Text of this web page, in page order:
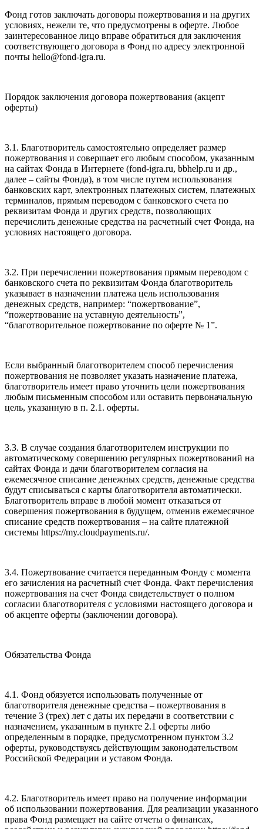
Фонд готов заключать договоры пожертвования и на других
условиях, нежели те, что предусмотрены в оферте. Любое
заинтересованное лицо вправе обратиться для заключения
соответствующего договора в Фонд по адресу электронной
почты hello@fond-igra.ru.
Порядок заключения договора пожертвования (акцепт
оферты)
3.1. Благотворитель самостоятельно определяет размер
пожертвования и совершает его любым способом, указанным
на сайтах Фонда в Интернете (fond-igra.ru, bbhelp.ru и др.,
далее – сайты Фонда), в том числе путем использования
банковских карт, электронных платежных систем, платежных
терминалов, прямым переводом с банковского счета по
реквизитам Фонда и других средств, позволяющих
перечислить денежные средства на расчетный счет Фонда, на
условиях настоящего договора.
3.2. При перечислении пожертвования прямым переводом с
банковского счета по реквизитам Фонда благотворитель
указывает в назначении платежа цель использования
денежных средств, например: “пожертвование”,
“пожертвование на уставную деятельность”,
“благотворительное пожертвование по оферте № 1”.
Если выбранный благотворителем способ перечисления
пожертвования не позволяет указать назначение платежа,
благотворитель имеет право уточнить цели пожертвования
любым письменным способом или оставить первоначальную
цель, указанную в п. 2.1. оферты.
3.3. В случае создания благотворителем инструкции по
автоматическому совершению регулярных пожертвований на
сайтах Фонда и дачи благотворителем согласия на
ежемесячное списание денежных средств, денежные средства
будут списываться с карты благотворителя автоматически.
Благотворитель вправе в любой момент отказаться от
совершения пожертвования в будущем, отменив ежемесячное
списание средств пожертвования – на сайте платежной
системы https://my.cloudpayments.ru/.
3.4. Пожертвование считается переданным Фонду с момента
его зачисления на расчетный счет Фонда. Факт перечисления
пожертвования на счет Фонда свидетельствует о полном
согласии благотворителя с условиями настоящего договора и
об акцепте оферты (заключении договора).
Обязательства Фонда
4.1. Фонд обязуется использовать полученные от
благотворителя денежные средства – пожертвования в
течение 3 (трех) лет с даты их передачи в соответствии с
назначением, указанным в пункте 2.1 оферты либо
определенным в порядке, предусмотренном пунктом 3.2
оферты, руководствуясь действующим законодательством
Российской Федерации и уставом Фонда.
4.2. Благотворитель имеет право на получение информации
об использовании пожертвования. Для реализации указанного
права Фонд размещает на сайте отчеты о финансах,